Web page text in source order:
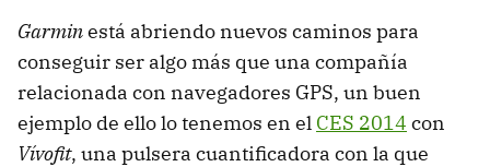
Garminestá abriendo nuevos caminos para
conseguir ser algo más que una compañía
relacionada con navegadores GPS, un buen
ejemplo de ello lo tenemos en el CES 2014 con
Vívofit, una pulsera cuantificadora con la que